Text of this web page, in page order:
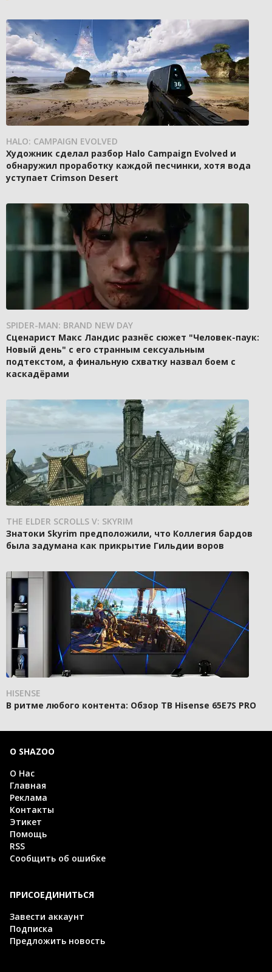
HALO: CAMPAIGN EVOLVED
Художник сделал разбор Halo Campaign Evolved и
обнаружил проработку каждой песчинки, хотя вода
уступает Crimson Desert
SPIDER-MAN: BRAND NEW DAY
Сценарист Макс Ландис разнёс сюжет "Человек-паук:
Новый день" с его странным сексуальным
подтекстом, а финальную схватку назвал боем с
каскадёрами
THE ELDER SCROLLS V: SKYRIM
Знатоки Skyrim предположили, что Коллегия бардов
была задумана как прикрытие Гильдии воров
HISENSE
В ритме любого контента: Обзор ТВ Hisense 65E7S PRO
О SHAZOO
О Нас
Главная
Реклама
Контакты
Этикет
Помощь
RSS
Сообщить об ошибке
ПРИСОЕДИНИТЬСЯ
Завести аккаунт
Подписка
Предложить новость